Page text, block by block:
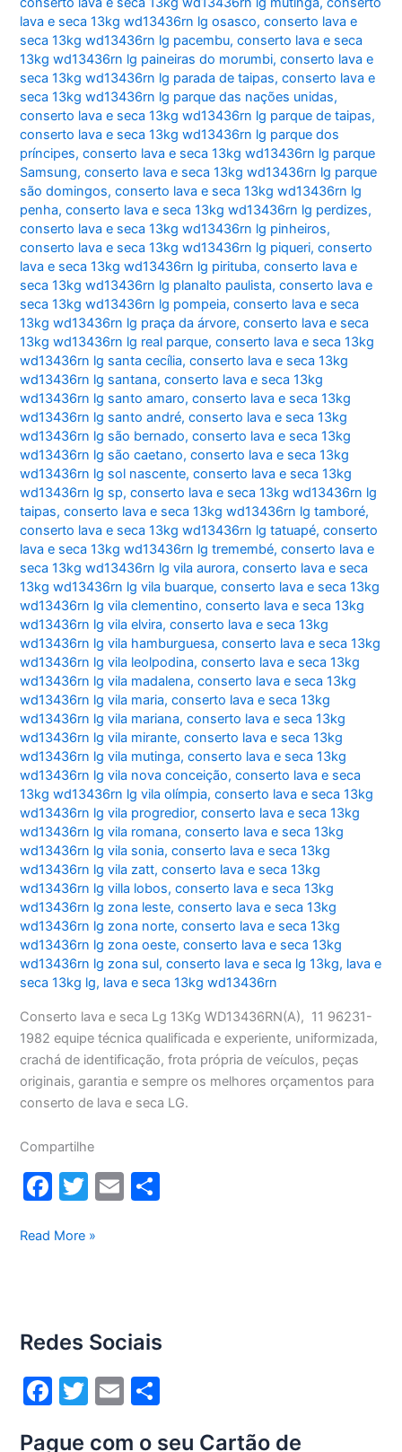
lava e seca 13kg wd13436rn lg osasco,conserto lava e
seca 13kg wd13436rn lg pacembu,conserto lava e seca
13kg wd13436rn lg paineiras do morumbi,conserto lava e
seca 13kg wd13436rn lg parada de taipas,conserto lava e
seca 13kg wd13436rn lg parque das nações unidas,
conserto lava e seca 13kg wd13436rn lg parque de taipas,
conserto lava e seca 13kg wd13436rn lg parque dos
príncipes,conserto lava e seca 13kg wd13436rn lg parque
Samsung,conserto lava e seca 13kg wd13436rn lg parque
são domingos,conserto lava e seca 13kg wd13436rn lg
penha,conserto lava e seca 13kg wd13436rn lg perdizes,
conserto lava e seca 13kg wd13436rn lg pinheiros,
conserto lava e seca 13kg wd13436rn lg piqueri,conserto
lava e seca 13kg wd13436rn lg pirituba,conserto lava e
seca 13kg wd13436rn lg planalto paulista,conserto lava e
seca 13kg wd13436rn lg pompeia,conserto lava e seca
13kg wd13436rn lg praça da árvore,conserto lava e seca
13kg wd13436rn lg real parque,conserto lava e seca 13kg
wd13436rn lg santa cecília,conserto lava e seca 13kg
wd13436rn lg santana,conserto lava e seca 13kg
wd13436rn lg santo amaro,conserto lava e seca 13kg
wd13436rn lg santo andré,conserto lava e seca 13kg
wd13436rn lg são bernado,conserto lava e seca 13kg
wd13436rn lg são caetano,conserto lava e seca 13kg
wd13436rn lg sol nascente,conserto lava e seca 13kg
wd13436rn lg sp,conserto lava e seca 13kg wd13436rn lg
taipas,conserto lava e seca 13kg wd13436rn lg tamboré,
conserto lava e seca 13kg wd13436rn lg tatuapé,conserto
lava e seca 13kg wd13436rn lg tremembé,conserto lava e
seca 13kg wd13436rn lg vila aurora,conserto lava e seca
13kg wd13436rn lg vila buarque,conserto lava e seca 13kg
wd13436rn lg vila clementino,conserto lava e seca 13kg
wd13436rn lg vila elvira,conserto lava e seca 13kg
wd13436rn lg vila hamburguesa,conserto lava e seca 13kg
wd13436rn lg vila leolpodina,conserto lava e seca 13kg
wd13436rn lg vila madalena,conserto lava e seca 13kg
wd13436rn lg vila maria,conserto lava e seca 13kg
wd13436rn lg vila mariana,conserto lava e seca 13kg
wd13436rn lg vila mirante,conserto lava e seca 13kg
wd13436rn lg vila mutinga,conserto lava e seca 13kg
wd13436rn lg vila nova conceição,conserto lava e seca
13kg wd13436rn lg vila olímpia,conserto lava e seca 13kg
wd13436rn lg vila progredior,conserto lava e seca 13kg
wd13436rn lg vila romana,conserto lava e seca 13kg
wd13436rn lg vila sonia,conserto lava e seca 13kg
wd13436rn lg vila zatt,conserto lava e seca 13kg
wd13436rn lg villa lobos,conserto lava e seca 13kg
wd13436rn lg zona leste,conserto lava e seca 13kg
wd13436rn lg zona norte,conserto lava e seca 13kg
wd13436rn lg zona oeste,conserto lava e seca 13kg
wd13436rn lg zona sul,conserto lava e seca lg 13kg, lava e
seca 13kg lg, lava e seca 13kg wd13436rn
Conserto lava e seca Lg 13Kg WD13436RN(A), 11 96231-
1982 equipe técnica qualificada e experiente, uniformizada,
crachá de identificação, frota própria de veículos, peças
originais, garantia e sempre os melhores orçamentos para
conserto de lava e seca LG.
Compartilhe
F
c
o
o
k
T
itt
E
Conserto
13Kg
Read More »
Redes Sociais
F
T
E
Pague com o seu Cartão de